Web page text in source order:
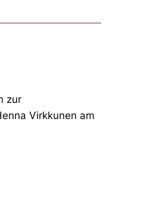
zur
Virkkunen am